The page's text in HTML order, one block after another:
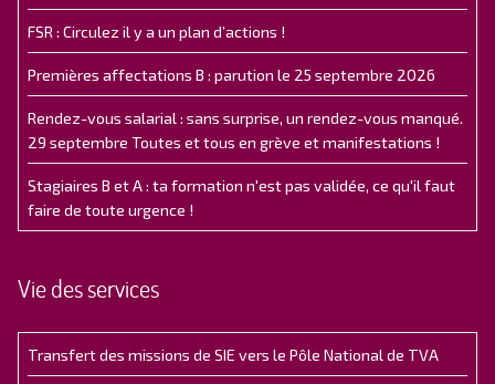
FSR : Circulez il y a un plan d’actions !
Premières affectations B : parution le 25 septembre 2026
Rendez-vous salarial : sans surprise, un rendez-vous manqué.
29 septembre Toutes et tous en grève et manifestations !
Stagiaires B et A : ta formation n'est pas validée, ce qu'il faut
faire de toute urgence !
Vie des services
Transfert des missions de SIE vers le Pôle National de TVA